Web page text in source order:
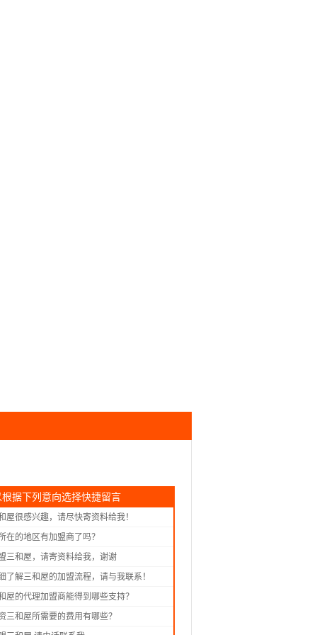
据下列意向选择快捷留言
屋很感兴趣，请尽快寄资料给我！
在的地区有加盟商了吗？
三和屋，请寄资料给我，谢谢
了解三和屋的加盟流程，请与我联系！
屋的代理加盟商能得到哪些支持？
三和屋所需要的费用有哪些？